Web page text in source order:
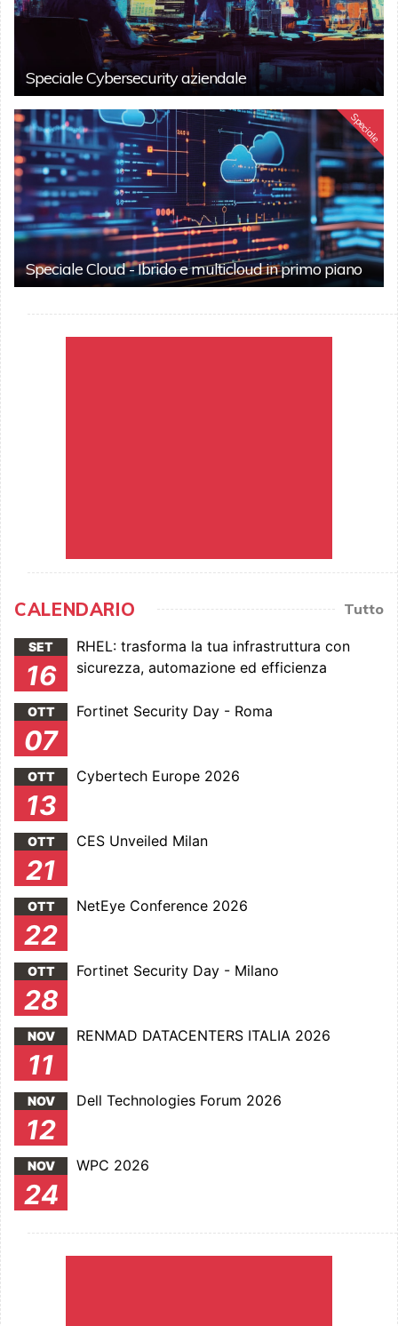
Speciale Cybersecurity aziendale
Speciale
Speciale Cloud - Ibrido e multicloud in primo piano
CALENDARIO Tutto
SET
16
RHEL: trasforma la tua infrastruttura con
sicurezza, automazione ed efficienza
OTT
07
Fortinet Security Day - Roma
OTT
13
Cybertech Europe 2026
OTT
21
CES Unveiled Milan
OTT
22
NetEye Conference 2026
OTT
28
Fortinet Security Day - Milano
NOV
11
RENMAD DATACENTERS ITALIA 2026
NOV
12
Dell Technologies Forum 2026
NOV
24
WPC 2026